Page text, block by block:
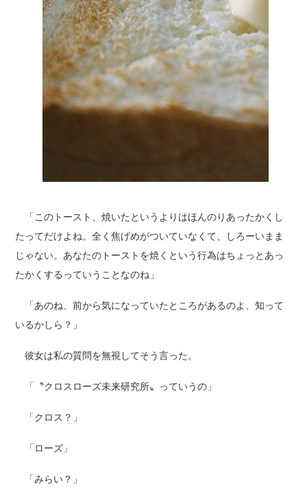
「このトースト、焼いたというよりはほんのりあったかくし
たってだけよね。全く焦げめがついていなくて、しろーいまま
じゃない。あなたのトーストを焼くという行為はちょっとあっ
たかくするっていうことなのね」
「あのね、前から気になっていたところがあるのよ、知って
いるかしら？」
彼女は私の質問を無視してそう言った。
「〝クロスローズ未来研究所〟っていうの」
「クロス？」
「ローズ」
「みらい？」